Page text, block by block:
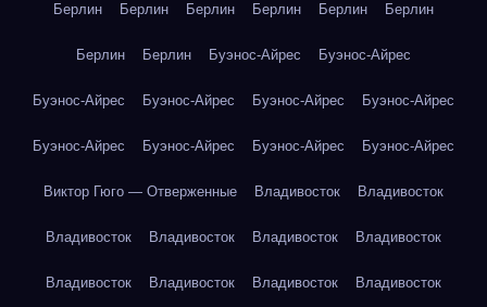
Берлин Берлин Берлин Берлин Берлин Берлин
Берлин Берлин Буэнос-Айрес Буэнос-Айрес
Буэнос-Айрес Буэнос-Айрес Буэнос-Айрес Буэнос-Айрес
Буэнос-Айрес Буэнос-Айрес Буэнос-Айрес Буэнос-Айрес
Виктор Гюго — Отверженные Владивосток Владивосток
Владивосток Владивосток Владивосток Владивосток
Владивосток Владивосток Владивосток Владивосток